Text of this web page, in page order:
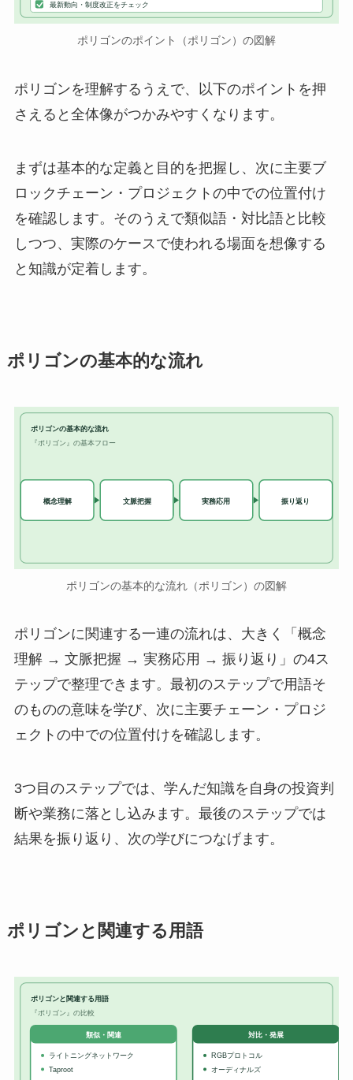
最新動向・制度改正をチェック
ポリゴンのポイント（ポリゴン）の図解
ポリゴンを理解するうえで、以下のポイントを押
さえると全体像がつかみやすくなります。
まずは基本的な定義と目的を把握し、次に主要ブ
ロックチェーン・プロジェクトの中での位置付け
を確認します。そのうえで類似語・対比語と比較
しつつ、実際のケースで使われる場面を想像する
と知識が定着します。
ポリゴンの基本的な流れ
ポリゴンの基本的な流れ
『ポリゴン』の基本フロー
概念理解 文脈把握 実務応用 振り返り
ポリゴンの基本的な流れ（ポリゴン）の図解
ポリゴンに関連する一連の流れは、大きく「概念
理解 → 文脈把握 → 実務応用 → 振り返り」の4ス
テップで整理できます。最初のステップで用語そ
のものの意味を学び、次に主要チェーン・プロジ
ェクトの中での位置付けを確認します。
3つ目のステップでは、学んだ知識を自身の投資判
断や業務に落とし込みます。最後のステップでは
結果を振り返り、次の学びにつなげます。
ポリゴンと関連する用語
ポリゴンと関連する用語
『ポリゴン』の比較
類似・関連
ライトニングネットワーク
Taproot
対比・発展
RGBプロトコル
オーディナルズ